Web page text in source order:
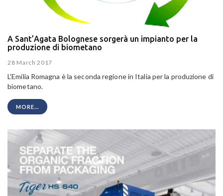
A Sant’Agata Bolognese sorgerà un impianto per la
produzione di biometano
28 March 2017
L'Emilia Romagna è la seconda regione in Italia per la produzione di
biometano.
MORE...